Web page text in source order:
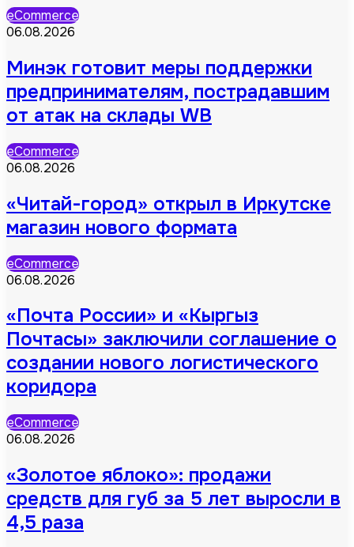
eCommerce
06.08.2026
Минэк готовит меры поддержки
предпринимателям, пострадавшим
от атак на склады WB
eCommerce
06.08.2026
«Читай-город» открыл в Иркутске
магазин нового формата
eCommerce
06.08.2026
«Почта России» и «Кыргыз
Почтасы» заключили соглашение о
создании нового логистического
коридора
eCommerce
06.08.2026
«Золотое яблоко»: продажи
средств для губ за 5 лет выросли в
4,5 раза